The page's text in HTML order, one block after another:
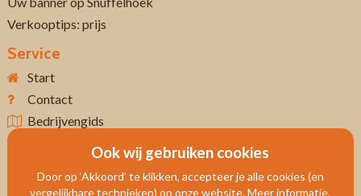
Verkooptips: prijs
Service
Start
Contact
Bedrijvengids
Ook wij gebruiken cookies
Door op ‘Akkoord’ te klikken, accepteer je alle cookies (en
vergelijkbare technieken) op onze website. Meer informatie.